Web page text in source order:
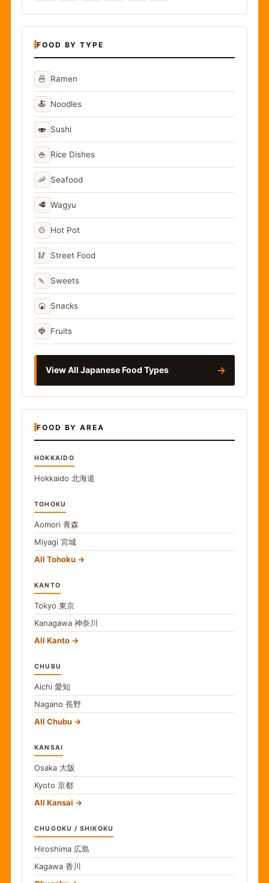
FOOD BY TYPE
🍜 Ramen
🍝 Noodles
🍣 Sushi
🍚 Rice Dishes
🦐 Seafood
🥩 Wagyu
🍲 Hot Pot
🥢 Street Food
🍡 Sweets
🍘 Snacks
🍓 Fruits
View All Japanese Food Types →
FOOD BY AREA
HOKKAIDO
Hokkaido 北海道
TOHOKU
Aomori 青森
Miyagi 宮城
All Tohoku
KANTO
Tokyo 東京
Kanagawa 神奈川
All Kanto
CHUBU
Aichi 愛知
Nagano 長野
All Chubu
KANSAI
Osaka 大阪
Kyoto 京都
All Kansai
CHUGOKU / SHIKOKU
Hiroshima 広島
Kagawa 香川